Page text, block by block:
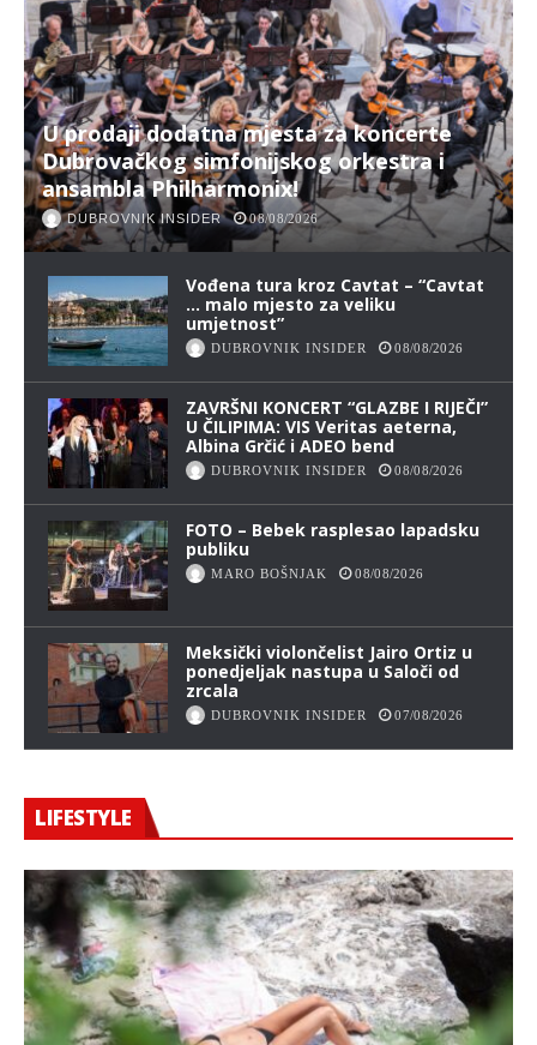
U prodaji dodatna mjesta za koncerte
Dubrovačkog simfonijskog orkestra i
ansambla Philharmonix!
DUBROVNIK INSIDER 08/08/2026
Vođena tura kroz Cavtat – “Cavtat
… malo mjesto za veliku
umjetnost”
DUBROVNIK INSIDER 08/08/2026
ZAVRŠNI KONCERT “GLAZBE I RIJEČI”
U ČILIPIMA: VIS Veritas aeterna,
Albina Grčić i ADEO bend
DUBROVNIK INSIDER 08/08/2026
FOTO – Bebek rasplesao lapadsku
publiku
MARO BOŠNJAK 08/08/2026
Meksički violončelist Jairo Ortiz u
ponedjeljak nastupa u Saloči od
zrcala
DUBROVNIK INSIDER 07/08/2026
LIFESTYLE